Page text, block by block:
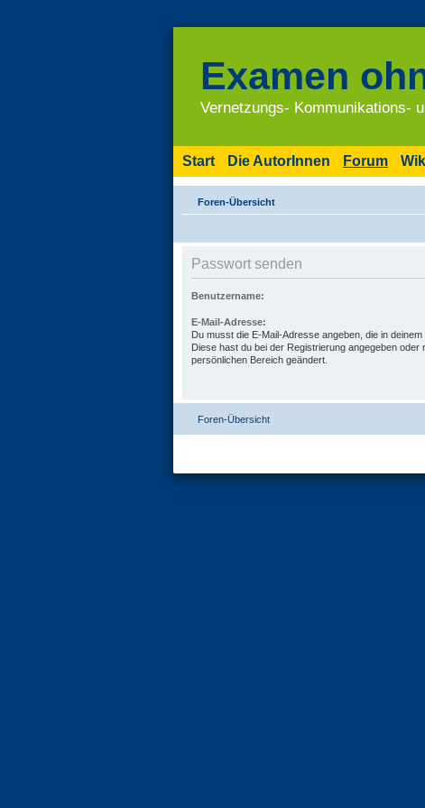
Examen
Vernetzungs- Kommunikations-
Start Die AutorInnen Forum
Foren-Übersicht
Passwort senden
Benutzername:
E-Mail-Adresse:
Du musst die E-Mail-Adresse angeben, die in deinem
Diese hast du bei der Registrierung angegeben oder
persönlichen Bereich geändert.
Foren-Übersicht